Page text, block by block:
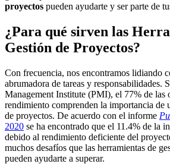
proyectos pueden ayudarte y ser parte de
¿Para qué sirven las
Gestión de Proyectos?
Con frecuencia, nos encontramos lidiando
abrumadora de tareas y responsabilidades.
Management Institute (PMI), el 77% de las
rendimiento comprenden la importancia de
de proyectos. De acuerdo con el informe
2020 se ha encontrado que el 11.4% de la
debido al rendimiento deficiente del
muchos desafíos que las herramientas de
pueden ayudarte a superar.